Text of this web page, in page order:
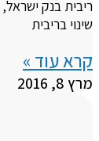
שינוי בריבית
קרא עוד »
מרץ 8, 2016